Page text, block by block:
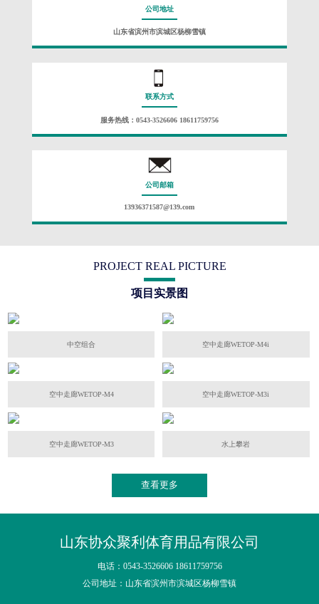
公司地址
山东省滨州市滨城区杨柳雪镇
联系方式
服务热线：0543-3526606 18611759756
公司邮箱
13936371587@139.com
PROJECT REAL PICTURE
项目实景图
中空组合 空中走廊WETOP-M4i
空中走廊WETOP-M4 空中走廊WETOP-M3i
空中走廊WETOP-M3 水上攀岩
查看更多
山东协众聚利体育用品有限公司
电话：0543-3526606 18611759756
公司地址：山东省滨州市滨城区杨柳雪镇